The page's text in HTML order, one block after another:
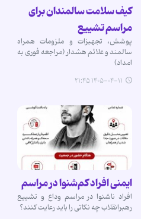
کیف سلامت سالمندان برای
مراسم تشییع
پوشش، تجهیزات و ملزومات همراه
سالمند و علائم هشدار (مراجعه فوری به
امداد)
۱۴۰۵-۰۴-۱۱ ۲۱:۴۵
ایمنی افراد کم‌شنوا در مراسم
افراد ناشنوا در مراسم وداع و تشییع
رهبرانقلاب چه نکاتی را باید رعایت کنند؟